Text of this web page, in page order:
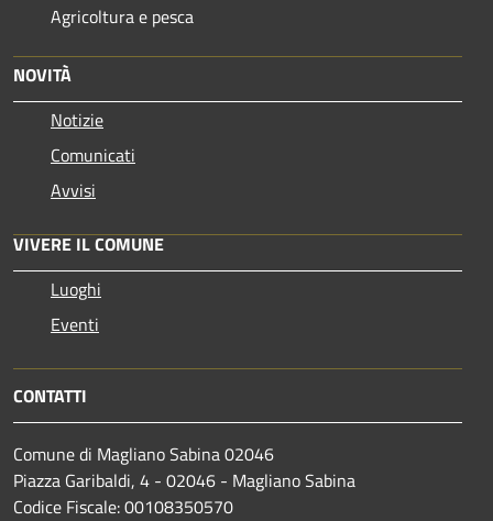
Agricoltura e pesca
NOVITÀ
Notizie
Comunicati
Avvisi
VIVERE IL COMUNE
Luoghi
Eventi
CONTATTI
Comune di Magliano Sabina 02046
Piazza Garibaldi, 4 - 02046 - Magliano Sabina
Codice Fiscale: 00108350570